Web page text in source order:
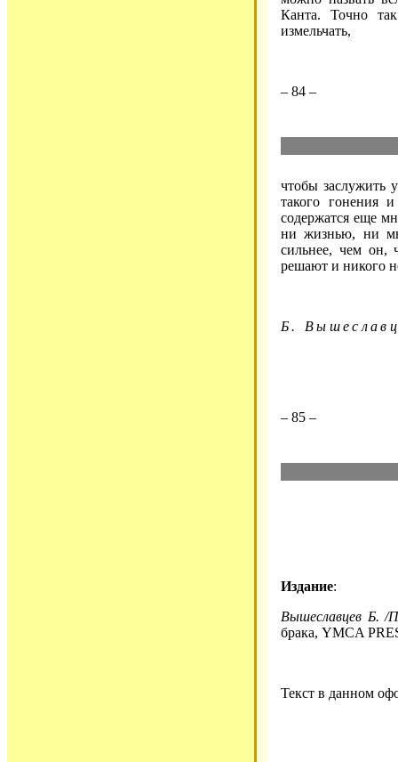
Канта. Точно
измельчать,
– 84 –
чтобы заслужить
такого гонения
содержатся еще
ни жизнью, ни
сильнее, чем он,
решают и никого
Б.
– 85 –
Издание:
Вышеславцев Б. /
брака, YMCA
Текст в данном